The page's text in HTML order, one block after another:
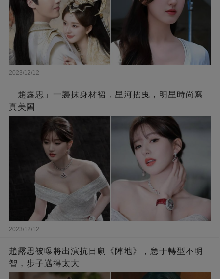
2023/12/12
「趙露思」一襲抹身材裙，星河搖曳，明星時尚寫
真美圖
2023/12/12
趙露思被曝將出演抗日劇《陣地》，急于轉型不明
智，步子邁得太大